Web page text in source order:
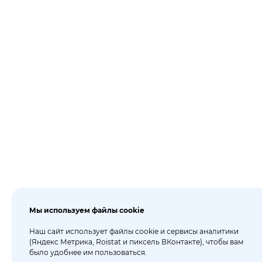
Мы используем файлы cookie
Наш сайт использует файлы cookie и сервисы аналитики
(Яндекс Метрика, Roistat и пиксель ВКонтакте), чтобы вам
было удобнее им пользоваться.